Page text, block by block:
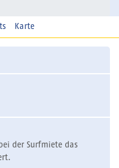
Karte
der Surfmiete das